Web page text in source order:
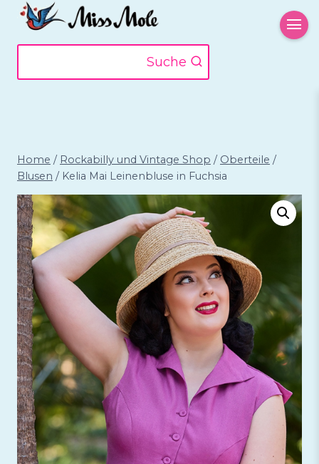
Zum
Inhalt
springen
Suche
Home / Rockabilly und Vintage Shop / Oberteile /
Blusen / Kelia Mai Leinenbluse in Fuchsia